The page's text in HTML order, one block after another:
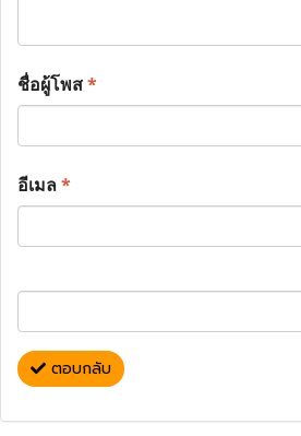
ชื่อผู้โพส*
อีเมล*
ตอบกลับ